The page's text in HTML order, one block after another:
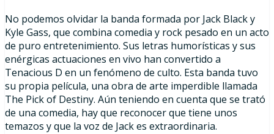
No podemos olvidar la banda formada por Jack Black y
Kyle Gass, que combina comedia y rock pesado en un acto
de puro entretenimiento. Sus letras humorísticas y sus
enérgicas actuaciones en vivo han convertido a
Tenacious D en un fenómeno de culto. Esta banda tuvo
su propia película, una obra de arte imperdible llamada
The Pick of Destiny. Aún teniendo en cuenta que se trató
de una comedia, hay que reconocer que tiene unos
temazos y que la voz de Jack es extraordinaria.